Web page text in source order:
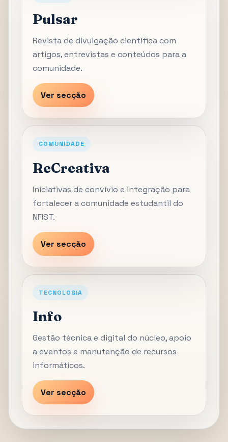
Pulsar
Revista de divulgação científica com
artigos, entrevistas e conteúdos para a
comunidade.
Ver secção
COMUNIDADE
ReCreativa
Iniciativas de convívio e integração para
fortalecer a comunidade estudantil do
NFIST.
Ver secção
TECNOLOGIA
Info
Gestão técnica e digital do núcleo, apoio
a eventos e manutenção de recursos
informáticos.
Ver secção